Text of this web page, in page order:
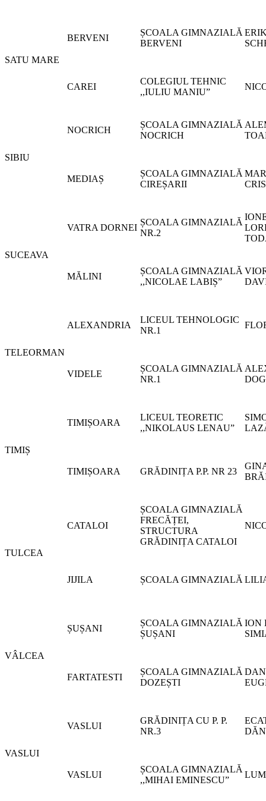
SATU MARE
BERVENI
ȘCOALA GIMNAZIALĂ
BERVENI
CAREI
COLEGIUL TEHNIC
,,IULIU MANIU”
SIBIU
NOCRICH
ȘCOALA GIMNAZIALĂ
NOCRICH
MEDIAȘ
ȘCOALA GIMNAZIALĂ
CIREȘARII
SUCEAVA
VATRA DORNEI
ȘCOALA GIMNAZIALĂ
NR.2
MĂLINI
ȘCOALA GIMNAZIALĂ
,,NICOLAE LABIȘ”
TELEORMAN
ALEXANDRIA
LICEUL TEHNOLOGIC
NR.1
VIDELE
ȘCOALA GIMNAZIALĂ
NR.1
TIMIȘ
TIMIȘOARA
LICEUL TEORETIC
,,NIKOLAUS LENAU”
TIMIȘOARA GRĂDINIȚA P.P. NR 23
TULCEA
CATALOI
ȘCOALA GIMNAZIALĂ
FRECĂȚEI,
STRUCTURA
GRĂDINIȚA CATALOI
JIJILA ȘCOALA GIMNAZIALĂ
VÂLCEA
ȘUȘANI
ȘCOALA GIMNAZIALĂ
ȘUȘANI
ION
FARTATESTI
ȘCOALA GIMNAZIALĂ
DOZEȘTI
VASLUI
VASLUI
GRĂDINIȚA CU P. P.
NR.3
VASLUI
ȘCOALA GIMNAZIALĂ
,,MIHAI EMINESCU”